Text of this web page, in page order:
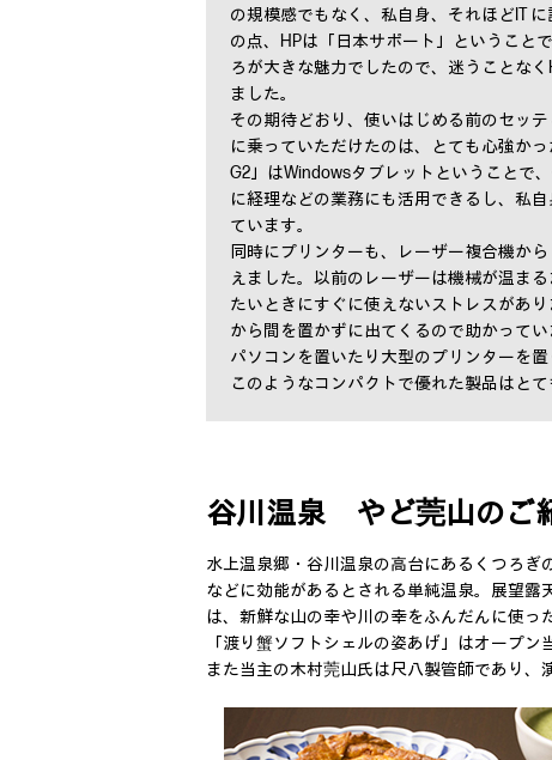
の規模感でもなく、私自身、それほどIT
の点、HPは「日本サポート」ということ
ろが大きな魅力でしたので、迷うことな
ました。
その期待どおり、使いはじめる前のセッ
に乗っていただけたのは、とても心強か
G2」はWindowsタブレットということで
に経理などの業務にも活用できるし、私
ています。
同時にプリンターも、レーザー複合機か
えました。以前のレーザーは機械が温ま
たいときにすぐに使えないストレスがあ
から間を置かずに出てくるので助かって
パソコンを置いたり大型のプリンターを置
このようなコンパクトで優れた製品はとて
谷川温泉 やど莞山のご
水上温泉郷・谷川温泉の高台にあるくつろ
などに効能があるとされる単純温泉。展望
は、新鮮な山の幸や川の幸をふんだんに使っ
「渡り蟹ソフトシェルの姿あげ」はオープン
また当主の木村莞山氏は尺八製管師であり